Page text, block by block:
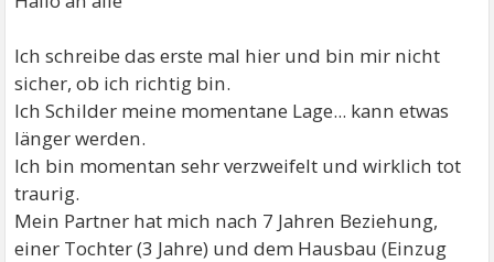
Ich schreibe das erste mal hier und bin mir nicht
sicher, ob ich richtig bin.
Ich Schilder meine momentane Lage... kann etwas
länger werden.
Ich bin momentan sehr verzweifelt und wirklich tot
traurig.
Mein Partner hat mich nach 7 Jahren Beziehung,
einer Tochter (3 Jahre) und dem Hausbau (Einzug